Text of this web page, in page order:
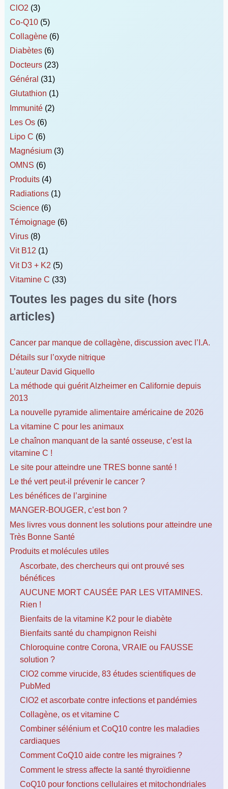
ClO2 (3)
Co-Q10(5)
Collagène(6)
Diabètes(6)
Docteurs(23)
Général (31)
Glutathion (1)
Immunité(2)
Les Os(6)
Lipo C (6)
Magnésium(3)
OMNS (6)
Produits(4)
Radiations(1)
Science(6)
Témoignage(6)
Virus(8)
Vit B12 (1)
Vit D3 + K2 (5)
Vitamine C (33)
Toutes les pages du site (hors
articles)
Cancer par manque de collagène, discussion avec l’I.A.
Détails sur l’oxyde nitrique
L’auteur David Giquello
La méthode qui guérit Alzheimer en Californie depuis
2013
La nouvelle pyramide alimentaire américaine de 2026
La vitamine C pour les animaux
Le chaînon manquant de la santé osseuse, c’est la
vitamine C !
Le site pour atteindre une TRES bonne santé !
Le thé vert peut-il prévenir le cancer ?
Les bénéfices de l’arginine
MANGER-BOUGER, c’est bon ?
Mes livres vous donnent les solutions pour atteindre une
Très Bonne Santé
Produits et molécules utiles
Ascorbate, des chercheurs qui ont prouvé ses
bénéfices
AUCUNE MORT CAUSÉE PAR LES VITAMINES.
Rien !
Bienfaits de la vitamine K2 pour le diabète
Bienfaits santé du champignon Reishi
Chloroquine contre Corona, VRAIE ou FAUSSE
solution ?
ClO2 comme virucide, 83 études scientifiques de
PubMed
ClO2 et ascorbate contre infections et pandémies
Collagène, os et vitamine C
Combiner sélénium et CoQ10 contre les maladies
cardiaques
Comment CoQ10 aide contre les migraines ?
Comment le stress affecte la santé thyroïdienne
CoQ10 pour fonctions cellulaires et mitochondriales